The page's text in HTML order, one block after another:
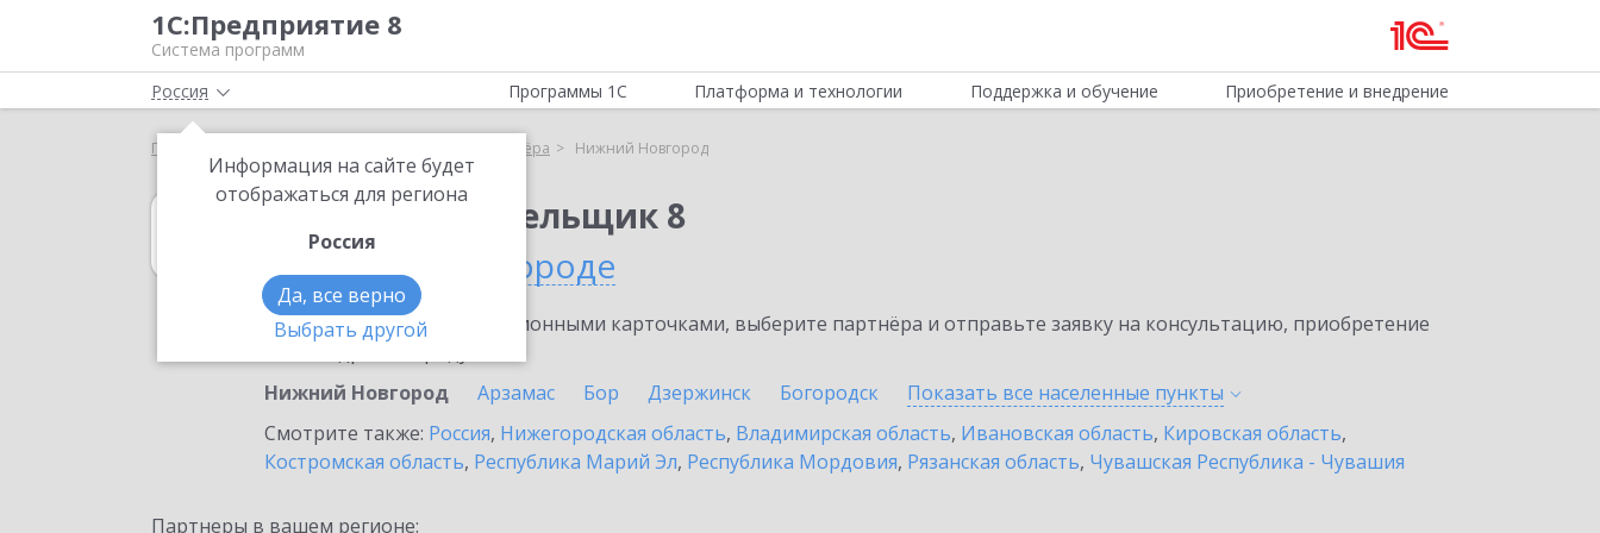
1С:Предприятие 8
Система программ
Россия
Информация на сайте будет
отображаться для региона
Россия
Да, все верно
Выбрать другой
Программы 1С Платформа и технологии Поддержка и обучение Приобретение и внедрение
Главная Выбор партнёра Нижний Новгород
1С:Налогоплательщик 8
в Нижнем Новгороде
Ознакомьтесь с информационными карточками, выберите партнёра и отправьте заявку на консультацию, приобретение
Нижний Новгород
Арзамас Бор Дзержинск Богородск Показать все населенные пункты
Смотрите также: Россия, Нижегородская область, Владимирская область, Ивановская область, Кировская область,
Костромская область, Республика Марий Эл, Республика Мордовия, Рязанская область, Чувашская Республика - Чувашия
Партнеры в вашем регионе: